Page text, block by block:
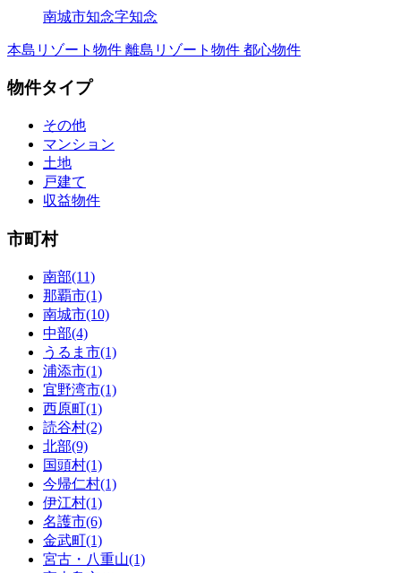
南城市知念字知念
本島リゾート物件 離島リゾート物件 都心物件
物件タイプ
その他
マンション
土地
戸建て
収益物件
市町村
南部(11)
那覇市(1)
南城市(10)
中部(4)
うるま市(1)
浦添市(1)
宜野湾市(1)
西原町(1)
読谷村(2)
北部(9)
国頭村(1)
今帰仁村(1)
伊江村(1)
名護市(6)
金武町(1)
宮古・八重山(1)